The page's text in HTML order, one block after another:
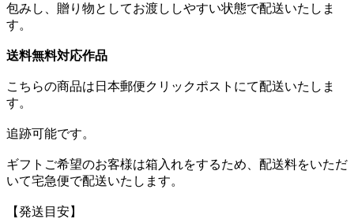
包みし、贈り物としてお渡ししやすい状態で配送いたしま
す。
送料無料対応作品
こちらの商品は日本郵便クリックポストにて配送いたしま
す。
追跡可能です。
ギフトご希望のお客様は箱入れをするため、配送料をいただ
いて宅急便で配送いたします。
【発送目安】